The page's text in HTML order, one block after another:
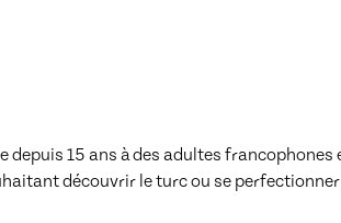
découvrir le turc ou se perfectionner